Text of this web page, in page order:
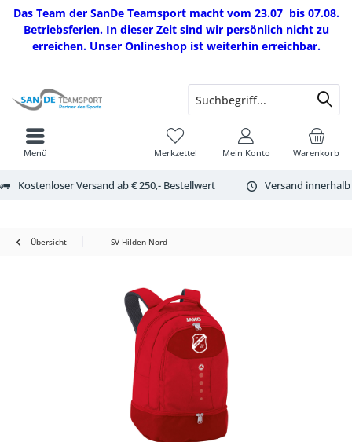
Das Team der SanDe Teamsport macht vom 23.07 bis 07.08.
Betriebsferien. In dieser Zeit sind wir persönlich nicht zu
erreichen. Unser Onlineshop ist weiterhin erreichbar.
Kostenloser Versand ab € 250,- Bestellwert Versand
Warenkorb
Merkzettel Mein Konto
Menü
Übersicht SV Hilden-Nord